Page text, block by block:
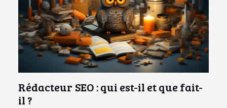
Rédacteur SEO : qui est-il et que fait-
il ?